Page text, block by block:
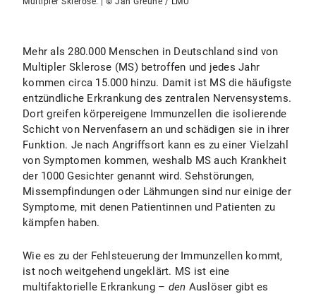
Mehr als 280.000 Menschen in Deutschland sind von
Multipler Sklerose (MS) betroffen und jedes Jahr
kommen circa 15.000 hinzu. Damit ist MS die häufigste
entzündliche Erkrankung des zentralen Nervensystems.
Dort greifen körpereigene Immunzellen die isolierende
Schicht von Nervenfasern an und schädigen sie in ihrer
Funktion. Je nach Angriffsort kann es zu einer Vielzahl
von Symptomen kommen, weshalb MS auch Krankheit
der 1000 Gesichter genannt wird. Sehstörungen,
Missempfindungen oder Lähmungen sind nur einige der
Symptome, mit denen Patientinnen und Patienten zu
kämpfen haben.
Wie es zu der Fehlsteuerung der Immunzellen kommt,
ist noch weitgehend ungeklärt. MS ist eine
multifaktorielle Erkrankung – den Auslöser gibt es